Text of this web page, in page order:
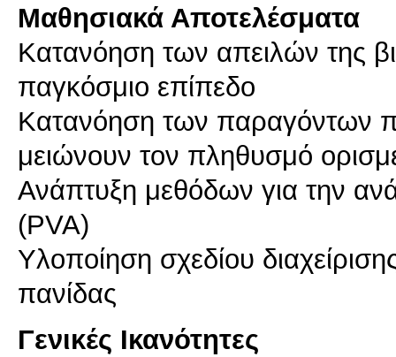
Μαθησιακά Αποτελέσματα
Κατανόηση των απειλών της
παγκόσμιο επίπεδο
Κατανόηση των παραγόντων
μειώνουν τον πληθυσμό
Ανάπτυξη μεθόδων για την
(PVA)
Υλοποίηση σχεδίου
Γενικές Ικανότητες